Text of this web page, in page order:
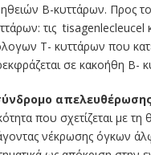
Β-κυττάρων. Προς
τις tisagenlecleucel
Τ- κυττάρων που
σε κακοήθη Β-
που σχετίζεται με
νέκρωσης όγκων